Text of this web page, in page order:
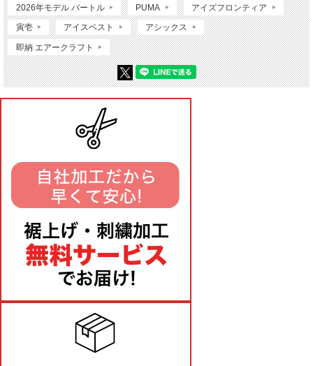
2026年モデル バートル PUMA アイズフロンティア
寅壱 アイスベスト アシックス
即納 エアークラフト